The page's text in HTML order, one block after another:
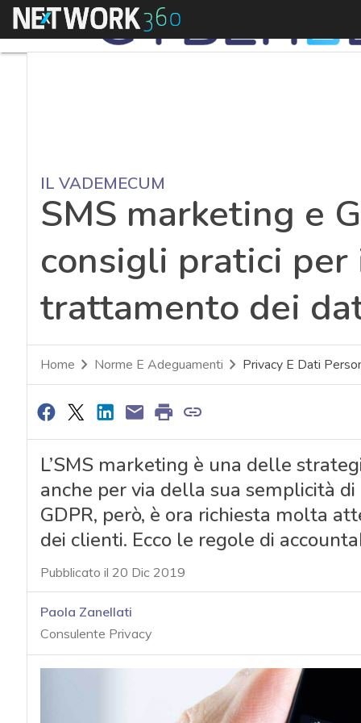
Menu
IL VADEMECUM
SMS marketing e
consigli pratici
trattamento dei
Home Norme E Adeguamenti Privacy E Dati
L’SMS marketing è una delle
anche per via della sua semplicità
GDPR, però, è ora richiesta molta
dei clienti. Ecco le regole di
Pubblicato il 20 Dic 2019
Paola Zanellati
Consulente Privacy